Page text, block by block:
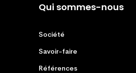
Qui sommes-nous
Société
Savoir-faire
Références